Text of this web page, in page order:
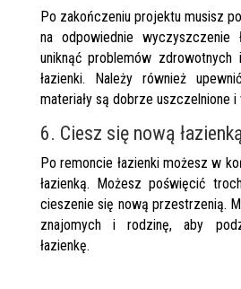
Po zakończeniu projektu musisz
na odpowiednie wyczyszczenie
uniknąć problemów zdrowotnych
łazienki. Należy również
materiały są dobrze uszczelnione
6. Ciesz się nową
Po remoncie łazienki możesz w
łazienką. Możesz poświęcić
cieszenie się nową przestrzenią.
znajomych i rodzinę, aby
łazienkę.